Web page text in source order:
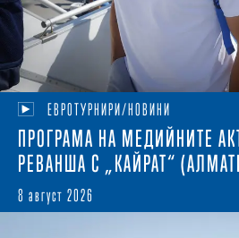
ЕВРОТУРНИРИ/НОВИНИ
ПРОГРАМА НА МЕДИЙНИТЕ
РЕВАНША С „КАЙРАТ“
8 август 2026